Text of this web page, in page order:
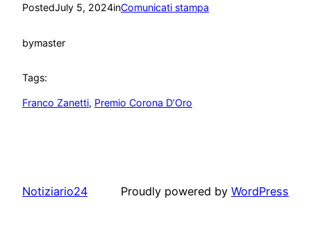
PostedJuly 5, 2024inComunicati stampa
bymaster
Tags:
Franco Zanetti, Premio Corona D’Oro
Notiziario24 Proudly powered by WordPress